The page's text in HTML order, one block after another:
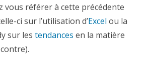
vous référer à cette précédente
ci sur l’utilisation d’Excel ou la
sur les tendances en la matière